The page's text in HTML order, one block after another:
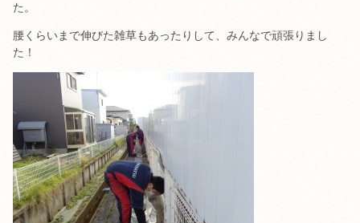
た。
腰くらいまで伸びた雑草もあったりして、みんなで頑張りまし
た！